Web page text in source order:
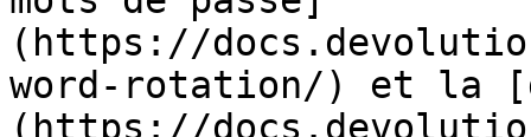
(https://
word-rotation/) et la
(https://